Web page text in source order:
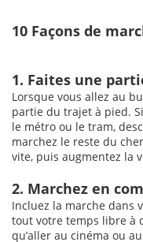
10 Façons de
1. Faites une
Lorsque vous allez au
partie du trajet à pied.
le métro ou le tram,
marchez le reste du
vite, puis augmentez la
2. Marchez en
Incluez la marche dans
tout votre temps libre à
qu’aller au cinéma ou